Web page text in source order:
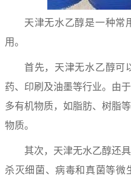
天津无水乙醇是一种常
用。
首先，天津无水乙醇可
药、印刷及油墨等行业。由
多有机物质，如脂肪、树脂
物质。
其次，天津无水乙醇还
杀灭细菌、病毒和真菌等